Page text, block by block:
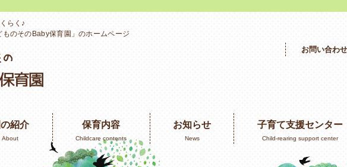
らく♪
のそのBaby保育園」のホームページ
お問い合わせ
紹介
About
保育内容
Childcare contents
お知らせ
News
子育て支援センター
Child-rearing support center